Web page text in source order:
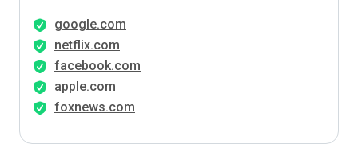
google.com
netflix.com
facebook.com
apple.com
foxnews.com